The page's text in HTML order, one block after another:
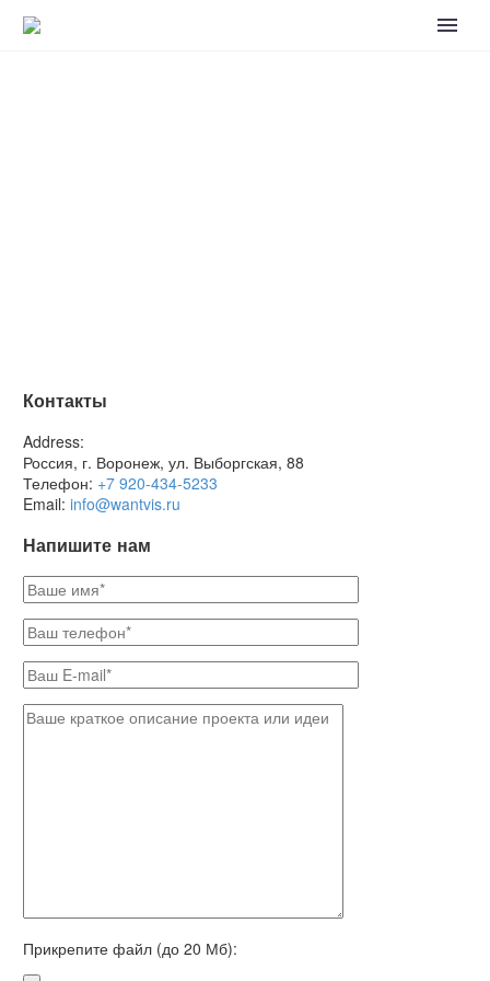
Контакты
Address:
Россия, г. Воронеж, ул. Выборгская, 88
Телефон: +7 920-434-5233
Email: info@wantvis.ru
Напишите нам
Прикрепите файл (до 20 Мб):